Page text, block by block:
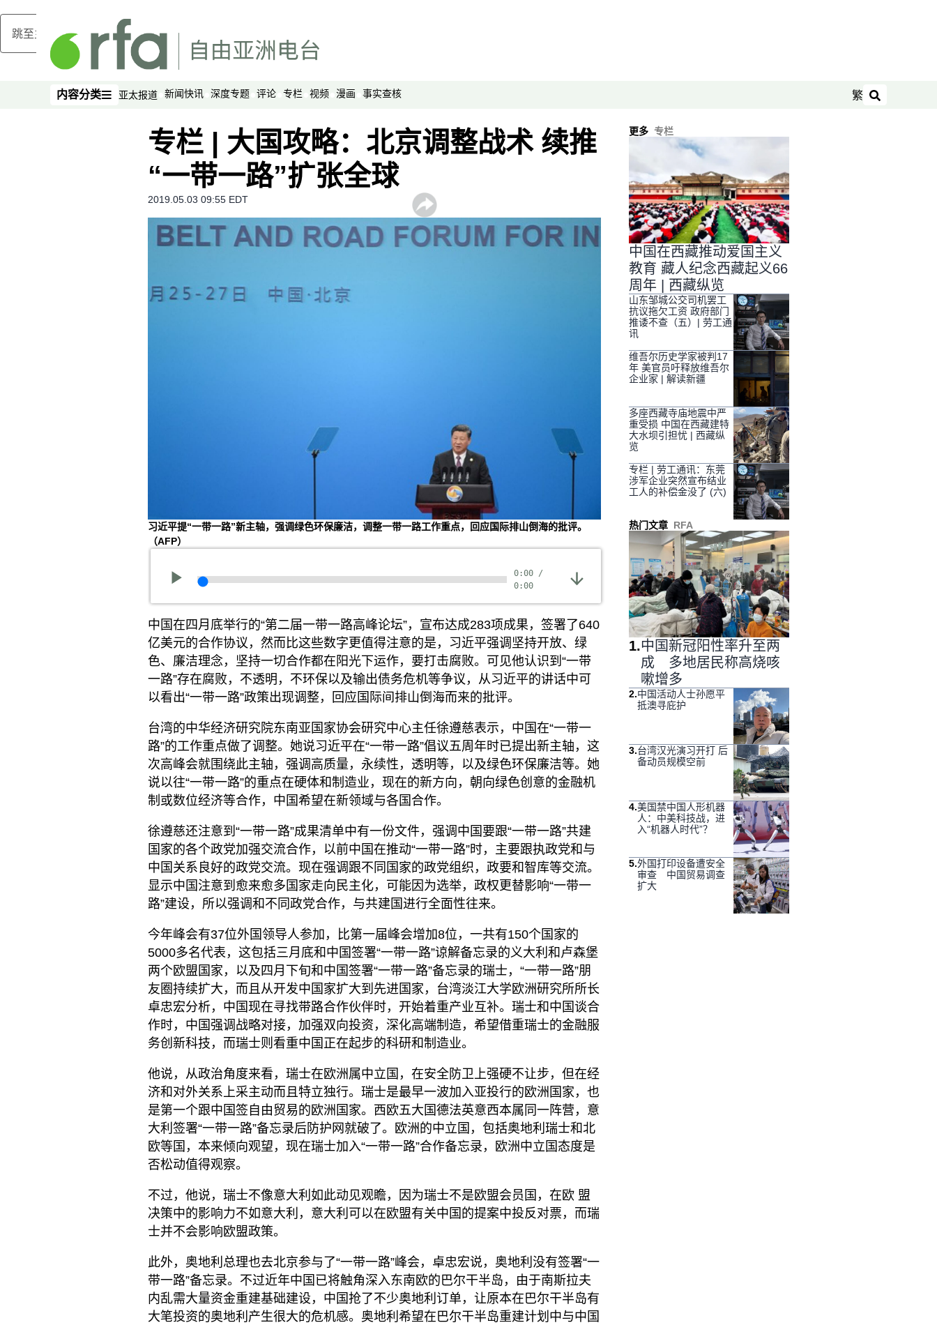
跳至主内容
内容分类
内容分类 亚太报道 新闻快讯 深度专题 评论 专栏 视频 漫画 事实查核 繁
搜索
专栏 | 大国攻略：北京调整战术 续推
“一带一路”扩张全球
2019.05.03 09:55 EDT
习近平提“一带一路”新主轴，强调绿色环保廉洁，调整一带一路工作重点，回应国际排山倒海的批评。
（AFP）
0:00 /
0:00
中国在四月底举行的“第二届一带一路高峰论坛”，宣布达成283项成果，签署了640
亿美元的合作协议，然而比这些数字更值得注意的是，习近平强调坚持开放、绿
色、廉洁理念，坚持一切合作都在阳光下运作，要打击腐败。可见他认识到“一带
一路”存在腐败，不透明，不环保以及输出债务危机等争议，从习近平的讲话中可
以看出“一带一路”政策出现调整，回应国际间排山倒海而来的批评。
台湾的中华经济研究院东南亚国家协会研究中心主任徐遵慈表示，中国在“一带一
路”的工作重点做了调整。她说习近平在“一带一路”倡议五周年时已提出新主轴，这
次高峰会就围绕此主轴，强调高质量，永续性，透明等，以及绿色环保廉洁等。她
说以往“一带一路”的重点在硬体和制造业，现在的新方向，朝向绿色创意的金融机
制或数位经济等合作，中国希望在新领域与各国合作。
徐遵慈还注意到“一带一路”成果清单中有一份文件，强调中国要跟“一带一路”共建
国家的各个政党加强交流合作，以前中国在推动“一带一路”时，主要跟执政党和与
中国关系良好的政党交流。现在强调跟不同国家的政党组织，政要和智库等交流。
显示中国注意到愈来愈多国家走向民主化，可能因为选举，政权更替影响“一带一
路”建设，所以强调和不同政党合作，与共建国进行全面性往来。
今年峰会有37位外国领导人参加，比第一届峰会增加8位，一共有150个国家的
5000多名代表，这包括三月底和中国签署“一带一路”谅解备忘录的义大利和卢森堡
两个欧盟国家，以及四月下旬和中国签署“一带一路”备忘录的瑞士，“一带一路”朋
友圈持续扩大，而且从开发中国家扩大到先进国家，台湾淡江大学欧洲研究所所长
卓忠宏分析，中国现在寻找带路合作伙伴时，开始着重产业互补。瑞士和中国谈合
作时，中国强调战略对接，加强双向投资，深化高端制造，希望借重瑞士的金融服
务创新科技，而瑞士则看重中国正在起步的科研和制造业。
他说，从政治角度来看，瑞士在欧洲属中立国，在安全防卫上强硬不让步，但在经
济和对外关系上采主动而且特立独行。瑞士是最早一波加入亚投行的欧洲国家，也
是第一个跟中国签自由贸易的欧洲国家。西欧五大国德法英意西本属同一阵营，意
大利签署“一带一路”备忘录后防护网就破了。欧洲的中立国，包括奥地利瑞士和北
欧等国，本来倾向观望，现在瑞士加入“一带一路”合作备忘录，欧洲中立国态度是
否松动值得观察。
不过，他说，瑞士不像意大利如此动见观瞻，因为瑞士不是欧盟会员国，在欧 盟
决策中的影响力不如意大利，意大利可以在欧盟有关中国的提案中投反对票，而瑞
士并不会影响欧盟政策。
此外，奥地利总理也去北京参与了“一带一路”峰会，卓忠宏说，奥地利没有签署“一
带一路”备忘录。不过近年中国已将触角深入东南欧的巴尔干半岛，由于南斯拉夫
内乱需大量资金重建基础建设，中国抢了不少奥地利订单，让原本在巴尔干半岛有
大笔投资的奥地利产生很大的危机感。奥地利希望在巴尔干半岛重建计划中与中国
更多 专栏
中国在西藏推动爱国主义
教育 藏人纪念西藏起义66
周年 | 西藏纵览
山东邹城公交司机罢工
抗议拖欠工资 政府部门
推诿不查（五）| 劳工通
讯
维吾尔历史学家被判17
年 美官员吁释放维吾尔
企业家 | 解读新疆
多座西藏寺庙地震中严
重受损 中国在西藏建特
大水坝引担忧 | 西藏纵
览
专栏 | 劳工通讯：东莞
涉军企业突然宣布结业
工人的补偿金没了 (六)
热门文章 RFA
1.中国新冠阳性率升至两
成 多地居民称高烧咳
嗽增多
2.中国活动人士孙愿平
抵澳寻庇护
3.台湾汉光演习开打 后
备动员规模空前
4.美国禁中国人形机器
人：中美科技战，进
入“机器人时代”？
5.外国打印设备遭安全
审查 中国贸易调查
扩大